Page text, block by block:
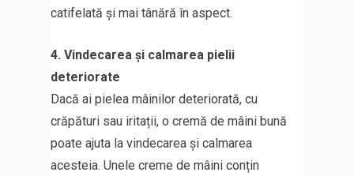
catifelată și mai tânără în aspect.
4. Vindecarea și calmarea pielii
deteriorate
Dacă ai pielea mâinilor deteriorată, cu
crăpături sau iritații, o cremă de mâini bună
poate ajuta la vindecarea și calmarea
acesteia. Unele creme de mâini conțin